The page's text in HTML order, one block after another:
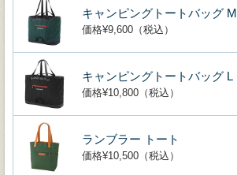
キャンピングトートバッグ M
価格¥9,600（税込）
キャンピングトートバッグ L
価格¥10,800（税込）
ランブラー トート
価格¥10,500（税込）